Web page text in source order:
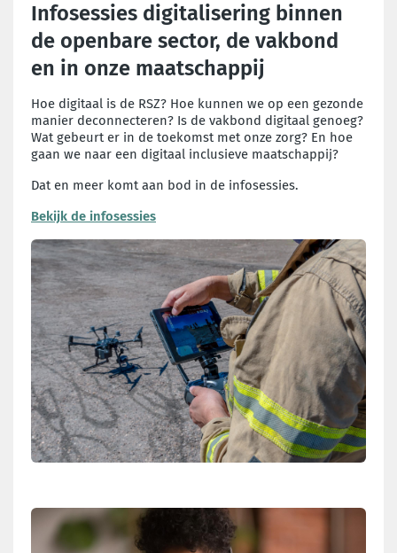
Infosessies digitalisering binnen
de openbare sector, de vakbond
en in onze maatschappij
Hoe digitaal is de RSZ? Hoe kunnen we op een gezonde
manier deconnecteren? Is de vakbond digitaal genoeg?
Wat gebeurt er in de toekomst met onze zorg? En hoe
gaan we naar een digitaal inclusieve maatschappij?
Dat en meer komt aan bod in de infosessies.
Bekijk de infosessies